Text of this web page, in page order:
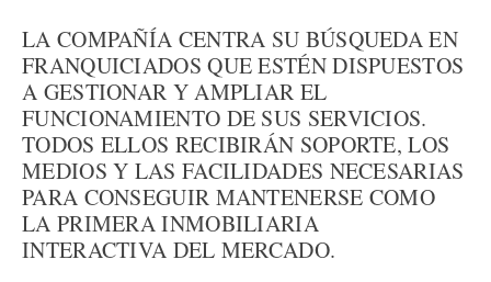
LA COMPAÑÍA CENTRA SU BÚSQUEDA EN
FRANQUICIADOS QUE ESTÉN DISPUESTOS
A GESTIONAR Y AMPLIAR EL
FUNCIONAMIENTO DE SUS SERVICIOS.
TODOS ELLOS RECIBIRÁN SOPORTE, LOS
MEDIOS Y LAS FACILIDADES NECESARIAS
PARA CONSEGUIR MANTENERSE COMO
LA PRIMERA INMOBILIARIA
INTERACTIVA DEL MERCADO.